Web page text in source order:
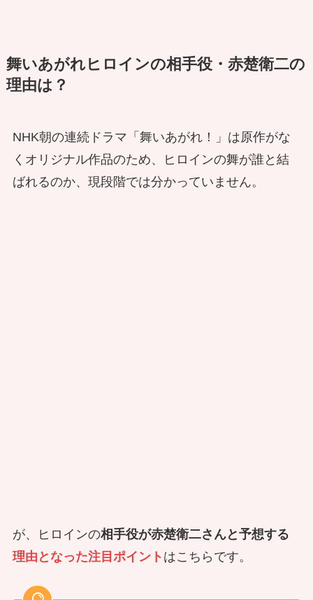
舞いあがれヒロインの相手役・赤楚衛二の
理由は？
NHK朝の連続ドラマ「舞いあがれ！」は原作がな
くオリジナル作品のため、ヒロインの舞が誰と結
ばれるのか、現段階では分かっていません。
が、ヒロインの相手役が赤楚衛二さんと予想する
理由となった注目ポイント はこちらです。